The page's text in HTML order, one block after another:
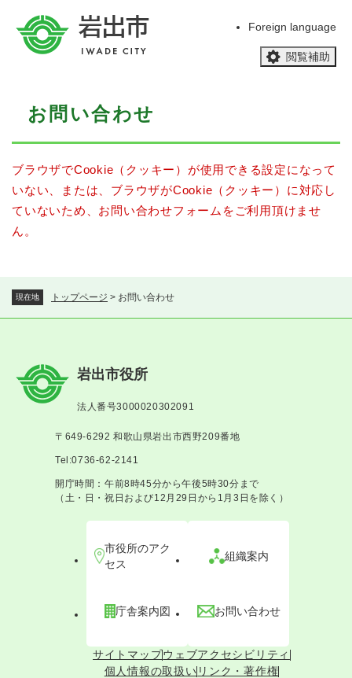
Foreign language
閲覧補助
現在地 トップページ > お問い合わせ
お問い合わせ
ブラウザでCookie（クッキー）が使用できる設定になって
いない、または、ブラウザがCookie（クッキー）に対応し
ていないため、お問い合わせフォームをご利用頂けませ
ん。
岩出市役所
法人番号3000020302091
〒649-6292 和歌山県岩出市西野209番地
Tel:0736-62-2141
開庁時間：午前8時45分から午後5時30分まで
（土・日・祝日および12月29日から1月3日を除く）
市役所のアク
セス
組織案内
庁舎案内図 お問い合わせ
サイトマップウェブアクセシビリティ
個人情報の取扱い リンク・著作権